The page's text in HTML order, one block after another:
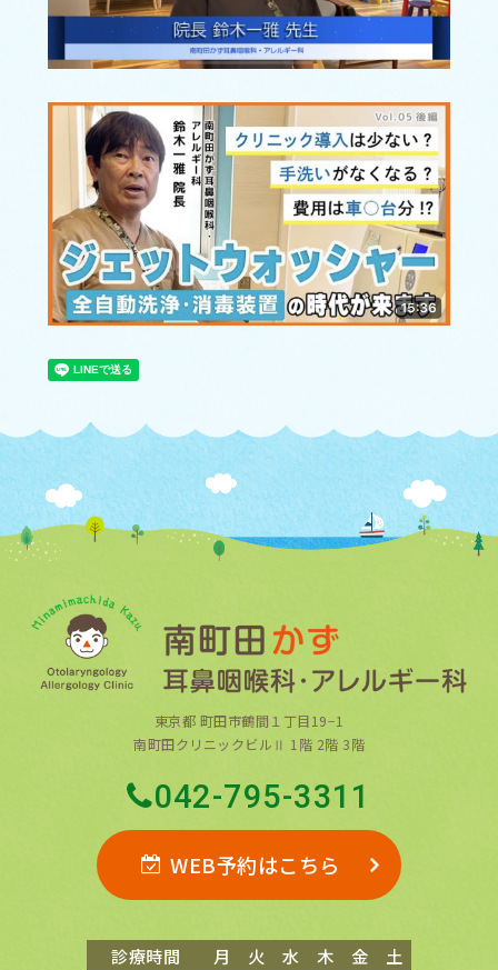
東京都 町田市鶴間１丁目19−1
南町田クリニックビルⅡ 1階 2階 3階
042-795-3311
WEB予約はこちら
診療時間 月 火 水 木 金
土